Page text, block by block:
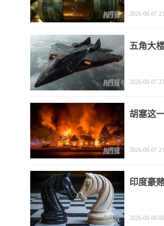
2026-08-07
五角大
2026-08-07
胡塞这
2026-08-07
印度豪
2026-08-08